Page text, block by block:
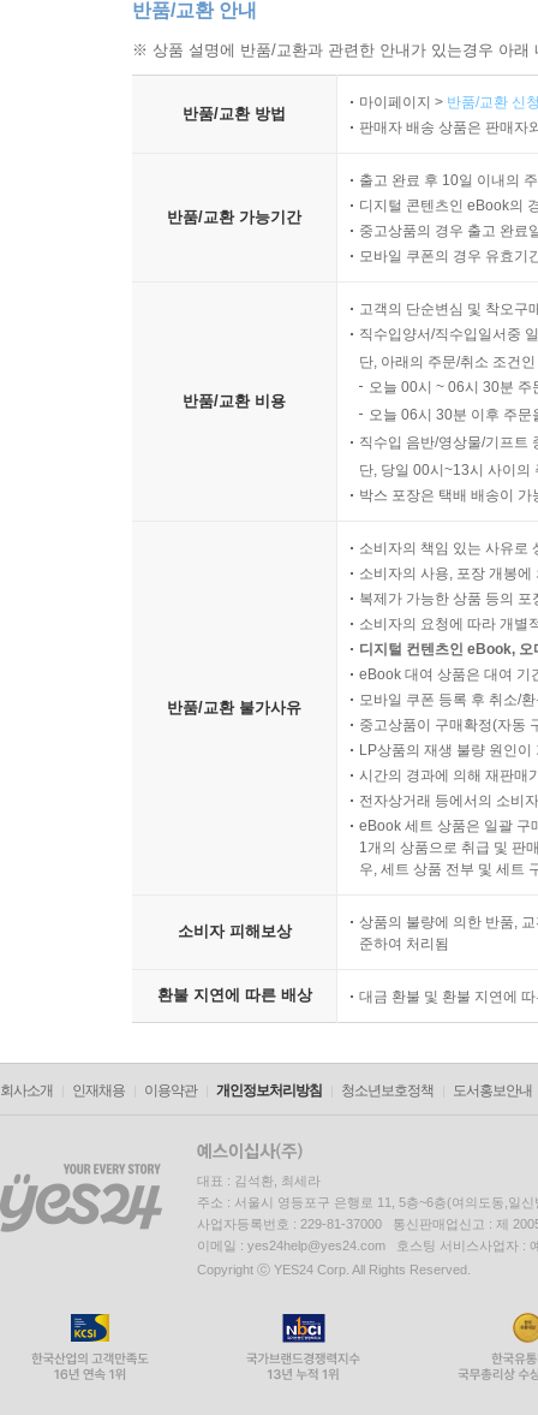
반품/교환 안내
※ 상품 설명에 반품/교환과 관련한 안내가 있는경우 아
반품/교환 방법
마이페이지 > 반품/교환 신
판매자 배송 상품은 판매자
반품/교환 가능기간
출고 완료 후 10일 이내의
디지털 콘텐츠인 eBook의
중고상품의 경우 출고 완료
모바일 쿠폰의 경우 유효기
반품/교환 비용
고객의 단순변심 및 착오구
직수입양서/직수입일서중
단, 아래의 주문/취소 조건
오늘 00시 ~ 06시 30분
오늘 06시 30분 이후 주
직수입 음반/영상물/기프트
단, 당일 00시~13시 사이의
박스 포장은 택배 배송이
반품/교환 불가사유
소비자의 책임 있는 사유로
소비자의 사용, 포장 개봉
복제가 가능한 상품 등의
소비자의 요청에 따라 개별
디지털 컨텐츠인 eBook,
eBook 대여 상품은 대여 기
모바일 쿠폰 등록 후 취소/
중고상품이 구매확정(자동
LP상품의 재생 불량 원인
시간의 경과에 의해 재판매
전자상거래 등에서의 소비
eBook 세트 상품은 일괄 구
1개의 상품으로 취급 및 판
우, 세트 상품 전부 및 세트
소비자 피해보상
상품의 불량에 의한 반품,
준하여 처리됨
환불 지연에 따른 배상 대금 환불 및 환불 지연에
회사소개 인재채용 이용약관 개인정보처리방침 청소년보호정책 도서홍보안내
대표 : 김석환, 최세라
주소 : 서울시 영등포구 은행로 11, 5층~6층(여의도동,일신
사업자등록번호 : 229-81-37000 통신판매업신고 : 제
이메일 : yes24help@yes24.com 호스팅 서비스사업자 :
Copyright ⓒ YES24 Corp. All Rights Reserved.